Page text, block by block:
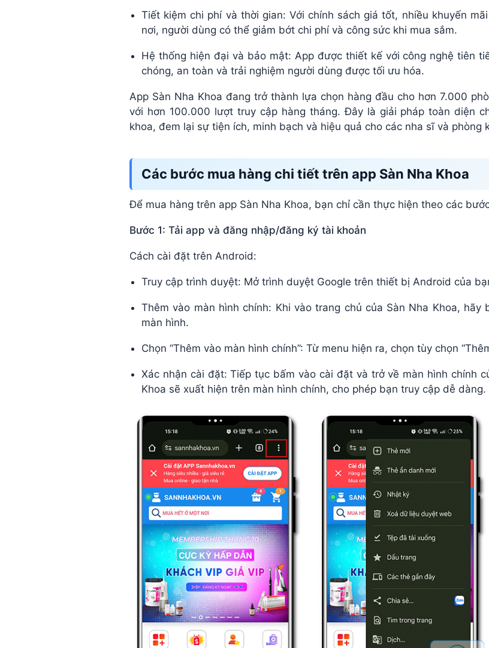
Tiết kiệm chi phí và thời gian: Với chính sách giá tốt, nhiều khuyến
nơi, người dùng có thể giảm bớt chi phí và công sức khi mua sắm.
Hệ thống hiện đại và bảo mật: App được thiết kế với công nghệ tiên
chóng, an toàn và trải nghiệm người dùng được tối ưu hóa​.
App Sàn Nha Khoa đang trở thành lựa chọn hàng đầu cho hơn 7.000
với hơn 100.000 lượt truy cập hàng tháng. Đây là giải pháp toàn diện
khoa, đem lại sự tiện ích, minh bạch và hiệu quả cho các nha sĩ và phòng
Các bước mua hàng chi tiết trên app Sàn Nha Khoa
Để mua hàng trên app Sàn Nha Khoa, bạn chỉ cần thực hiện theo các
Bước 1: Tải app và đăng nhập/đăng ký tài khoản
Cách cài đặt trên Android:
Truy cập trình duyệt: Mở trình duyệt Google trên thiết bị Android của
Thêm vào màn hình chính: Khi vào trang chủ của Sàn Nha Khoa,
màn hình.
Chọn “Thêm vào màn hình chính”: Từ menu hiện ra, chọn tùy chọn
Xác nhận cài đặt: Tiếp tục bấm vào cài đặt và trở về màn hình chính
Khoa sẽ xuất hiện trên màn hình chính, cho phép bạn truy cập dễ dàng.